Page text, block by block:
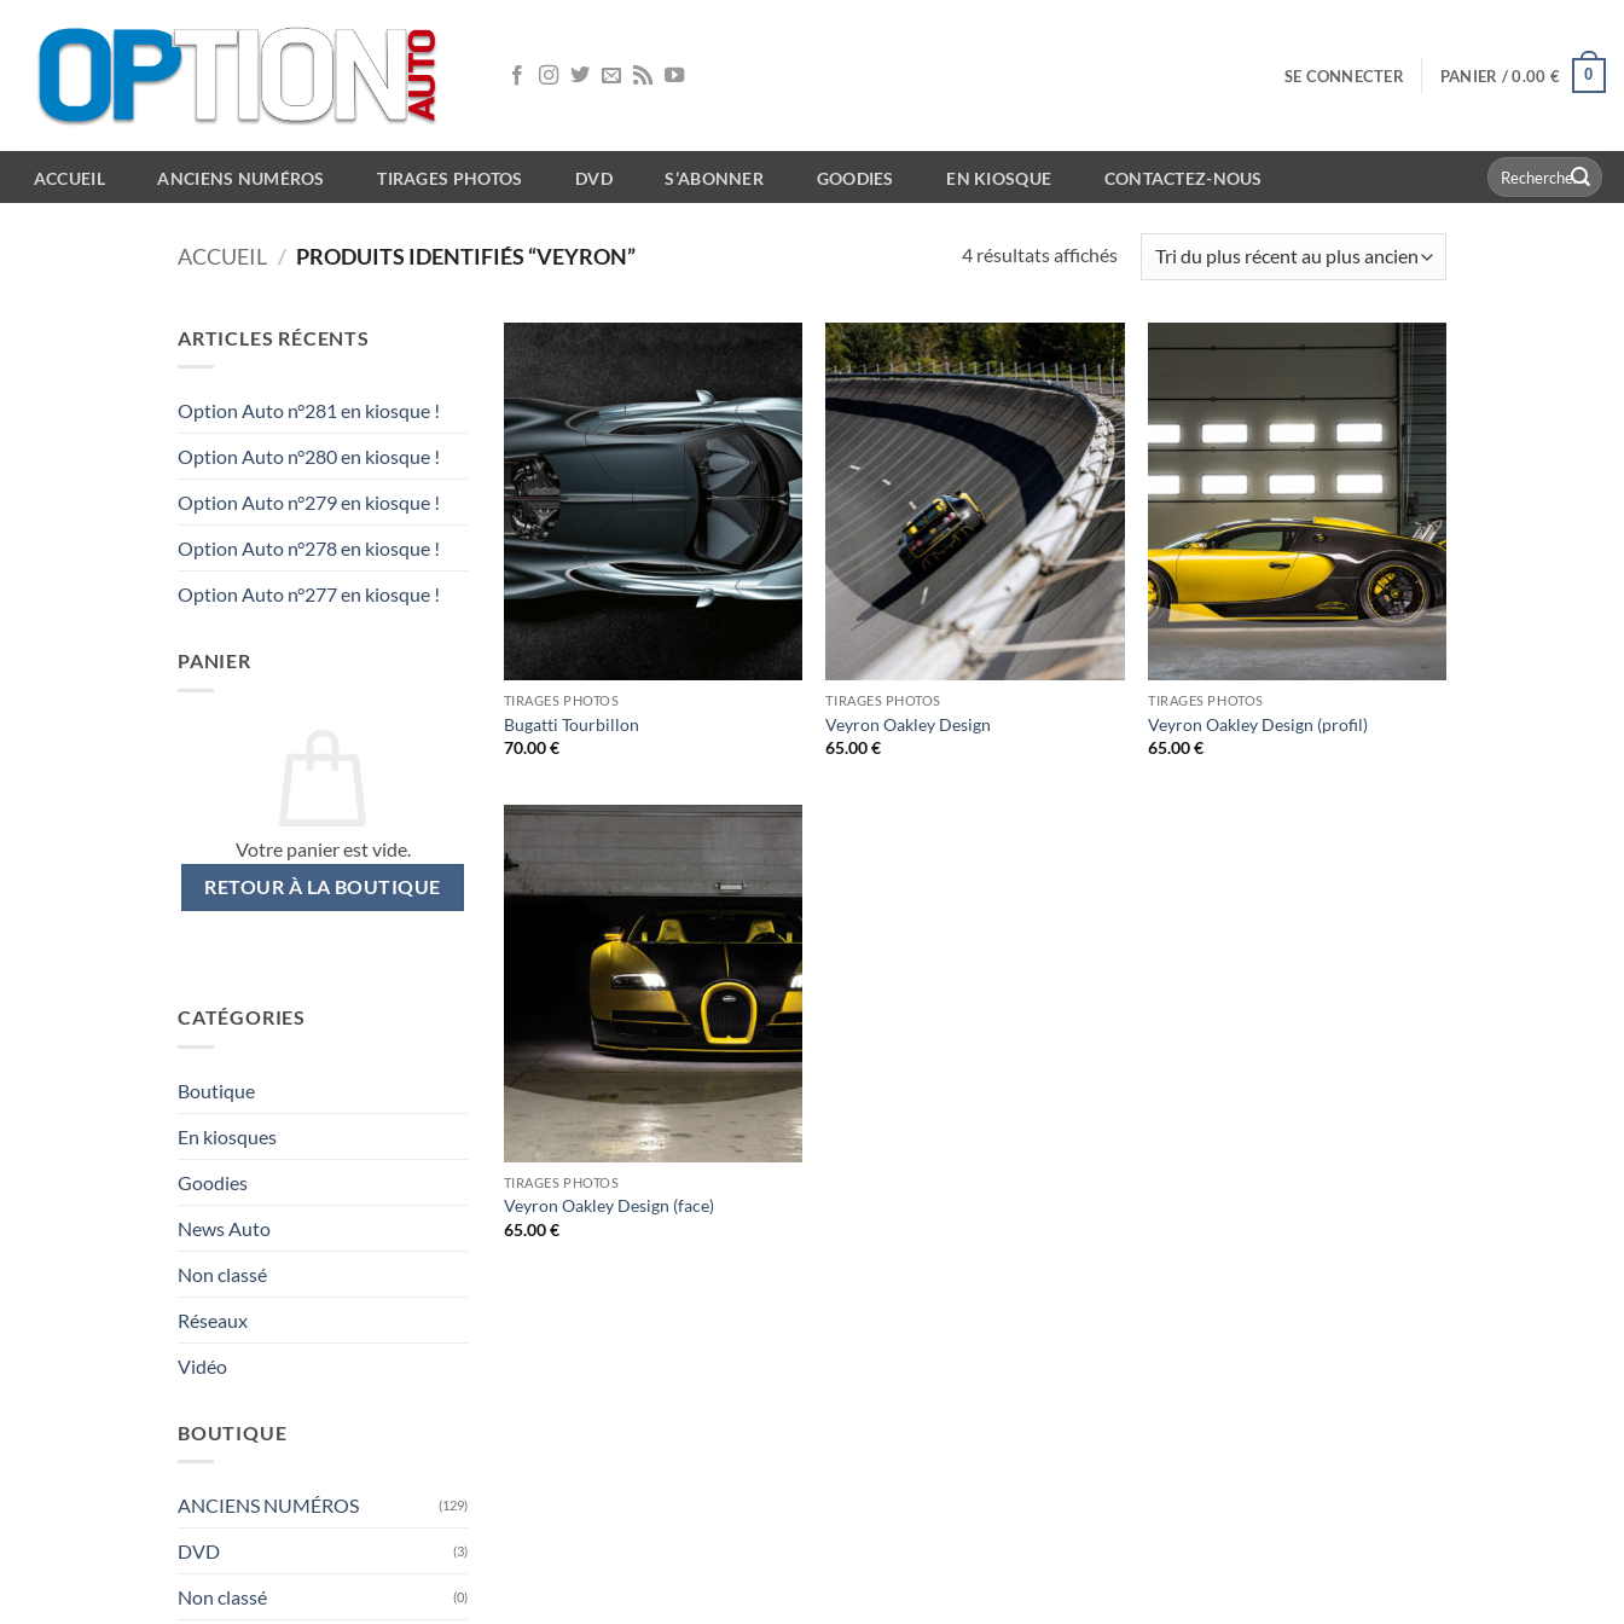
SE CONNECTER PANIER /0.00 € 0
ACCUEIL ANCIENS NUMÉROS TIRAGES PHOTOS DVD S’ABONNER GOODIES EN KIOSQUE CONTACTEZ-NOUS
Recherche
pour :
ACCUEIL / PRODUITS IDENTIFIÉS “VEYRON” 4 résultats affichésTrié
récent
au
plus
ancien
ARTICLES RÉCENTS
Option Auto n°281 en kiosque !
Option Auto n°280 en kiosque !
Option Auto n°279 en kiosque !
Option Auto n°278 en kiosque !
Option Auto n°277 en kiosque !
PANIER
Votre panier est vide.
RETOUR À LA BOUTIQUE
CATÉGORIES
Boutique
En kiosques
Goodies
News Auto
Non classé
Réseaux
Vidéo
BOUTIQUE
ANCIENS NUMÉROS (129)
DVD (3)
Non classé (0)
TIRAGES PHOTOS
Bugatti Tourbillon
70.00€
TIRAGES PHOTOS
Veyron Oakley Design
65.00€
TIRAGES PHOTOS
Veyron Oakley Design (profil)
65.00€
TIRAGES PHOTOS
Veyron Oakley Design (face)
65.00€